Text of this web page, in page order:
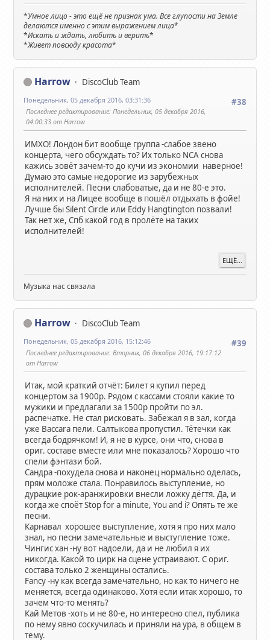
*Умное лицо - это ещё не признак ума. Все глупости на Земле
делаются именно с этим выражением лица*
*Искать и ждать, любить и верить*
*Живет повсюду красота*
Harrow
DiscoClub Team
#38
Понедельник, 05 декабря 2016, 03:31:36
Последнее редактирование: Понедельник, 05 декабря 2016,
04:00:33 от Harrow
ИМХО! Лондон бит вообще группа -слабое звено
концерта, чего обсуждать то? Их только NCA снова
кажись зовёт зачем-то до кучи из экономии наверное!
Думаю это самые недорогие из зарубежных
исполнителей. Песни слабоватые, да и не 80-е это.
Я на них и на Лицее вообще в пошёл отдыхать в фойе!
Лучше бы Silent Circle или Eddy Hangtington позвали!
Так нет же, Спб какой год в пролёте на таких
исполнителей!
ЕЩЁ...
Музыка нас связала
Harrow
DiscoClub Team
#39
Понедельник, 05 декабря 2016, 15:12:46
Последнее редактирование: Вторник, 06 декабря 2016, 19:17:12
от Harrow
Итак, мой краткий отчёт: Билет я купил перед
концертом за 1900р. Рядом с кассами стояли какие то
мужики и предлагали за 1500р пройти по эл.
распечатке. Не стал рисковать. Забежал я в зал, когда
уже Baccara пели. Салтыкова пропустил. Тётечки как
всегда бодрячком! И, я не в курсе, они что, снова в
ориг. составе вместе или мне показалось? Хорошо что
спели фэнтази бой.
Сандра -похудела снова и наконец нормально оделась,
прям моложе стала. Понравилось выступление, но
дурацкие рок-аранжировки внесли ложку дёгтя. Да, и
когда же споёт Stop for a minute, You and i? Опять те же
песни.
Карнавал хорошее выступление, хотя я про них мало
знал, но песни замечательные и выступление тоже.
Чингис хан -ну вот надоели, да и не любил я их
никогда. Какой то цирк на сцене устраивают. С ориг.
состава только 2 женщины остались.
Fancy -ну как всегда замечательно, но как то ничего не
меняется, всегда одинаково. Хотя если итак хорошо, то
зачем что-то менять?
Кай Метов -хоть и не 80-е, но интересно спел, публика
по нему явно соскучилась и приняли на ура, в общем в
тему.